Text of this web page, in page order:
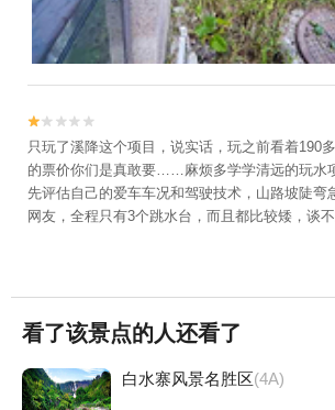


只玩了溪降这个项目，说实话，玩之前看着190
的票价你们是真敢要……麻烦多学学清远的玩水
先评估自己的爱车车况和驾驶技术，山路坡陡
网友，全程只有3个跳水台，而且都比较矮，谈
看了该景点的人还看了
白水寨风景名胜区(4A)